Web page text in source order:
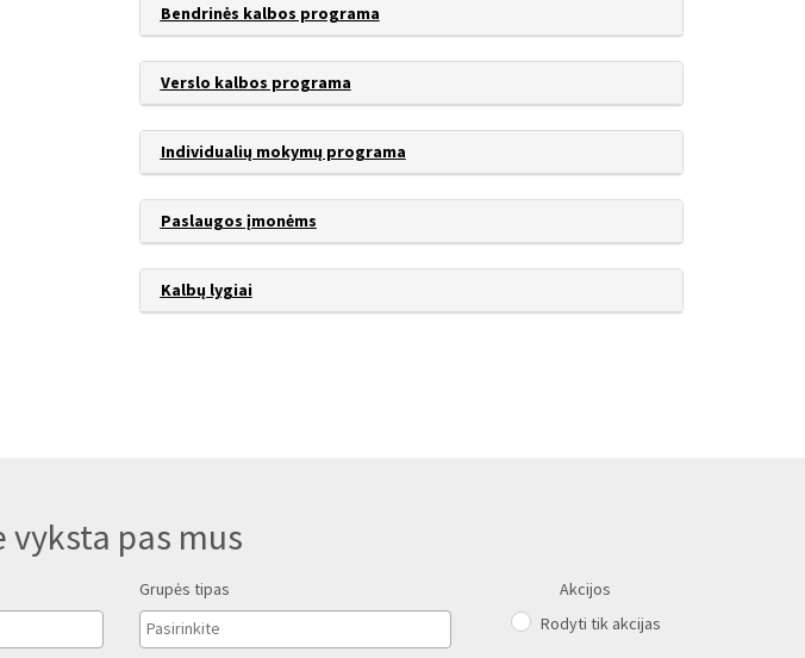
Bendrinės kalbos programa
Verslo kalbos programa
Individualių mokymų programa
Paslaugos įmonėms
Kalbų lygiai
pas mus
Grupės tipas
Akcijos
Rodyti tik akcijas